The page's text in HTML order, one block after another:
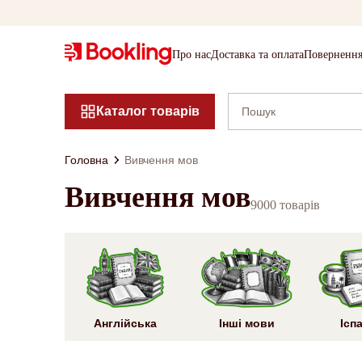
Про насДоставка та оплата
Каталог товарів
Головна Вивчення мов
Вивчення мов9000 товарів
Англійська Інші мови